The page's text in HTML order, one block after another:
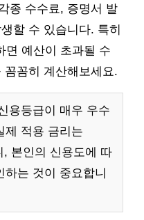
종 수수료, 증명서 발
할 수 있습니다. 특히
면 예산이 초과될 수
꼼히 계산해보세요.
용등급이 매우 우수
제 적용 금리는
, 본인의 신용도에 따
하는 것이 중요합니